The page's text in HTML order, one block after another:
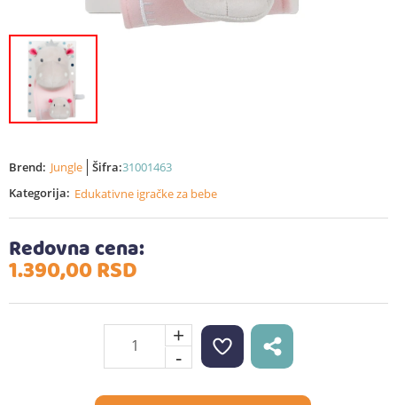
Brend: Jungle Šifra:31001463
Kategorija: Edukativne igračke za bebe
Redovna cena:
1.390,00RSD
+
-